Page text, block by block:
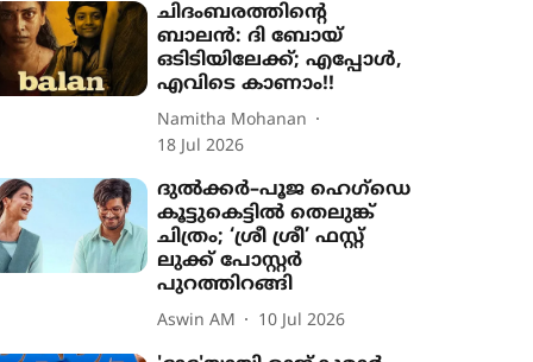
ചിദംബരത്തിന്‍റെ
ബാലൻ: ദി ബോയ്
ഒടിടിയിലേക്ക്; എപ്പോൾ,
എവിടെ കാണാം!!
Namitha Mohanan
18 Jul 2026
ദുൽക്കർ–പൂജ ഹെഗ്‌ഡെ
കൂട്ടുകെട്ടിൽ തെലുങ്ക്
ചിത്രം; ‘ശ്രീ ശ്രീ’ ഫസ്റ്റ്
ലുക്ക് പോസ്റ്റർ
പുറത്തിറങ്ങി
Aswin AM 10 Jul 2026